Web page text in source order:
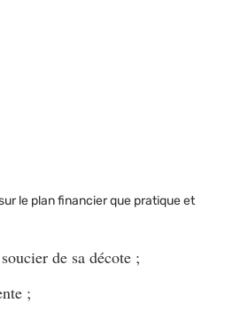
le plan financier que pratique et
de sa décote ;
;